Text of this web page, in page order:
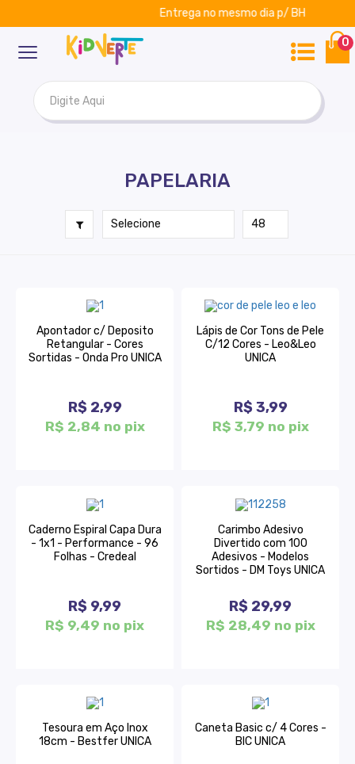
Entrega no mesmo dia p/ BH
0
Kidverte
PAPELARIA
Apontador c/ Deposito
Retangular - Cores
Sortidas - Onda Pro UNICA
R$ 2,99
R$ 2,84 no pix
Lápis de Cor Tons de Pele
C/12 Cores - Leo&Leo
UNICA
R$ 3,99
R$ 3,79 no pix
Caderno Espiral Capa Dura
- 1x1 - Performance - 96
Folhas - Credeal
R$ 9,99
R$ 9,49 no pix
Carimbo Adesivo
Divertido com 100
Adesivos - Modelos
Sortidos - DM Toys UNICA
R$ 29,99
R$ 28,49 no pix
Tesoura em Aço Inox
18cm - Bestfer UNICA
Caneta Basic c/ 4 Cores -
BIC UNICA